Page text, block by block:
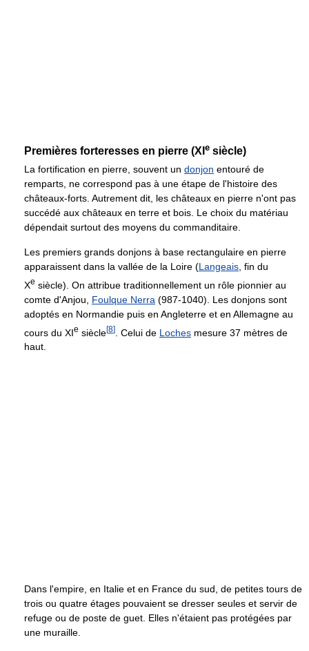
Premières forteresses en pierre (XI e siècle)
La fortification en pierre, souvent un donjon entouré de
remparts, ne correspond pas à une étape de l'histoire des
châteaux-forts. Autrement dit, les châteaux en pierre n'ont pas
succédé aux châteaux en terre et bois. Le choix du matériau
dépendait surtout des moyens du commanditaire.
Les premiers grands donjons à base rectangulaire en pierre
apparaissent dans la vallée de la Loire (Langeais , fin du
Xe siècle). On attribue traditionnellement un rôle pionnier au
comte d'Anjou, Foulque Nerra (987-1040). Les donjons sont
adoptés en Normandie puis en Angleterre et en Allemagne au
cours du XIe siècle[8] . Celui de Loches mesure 37 mètres de
haut.
Dans l'empire, en Italie et en France du sud, de petites tours de
trois ou quatre étages pouvaient se dresser seules et servir de
refuge ou de poste de guet. Elles n'étaient pas protégées par
une muraille.